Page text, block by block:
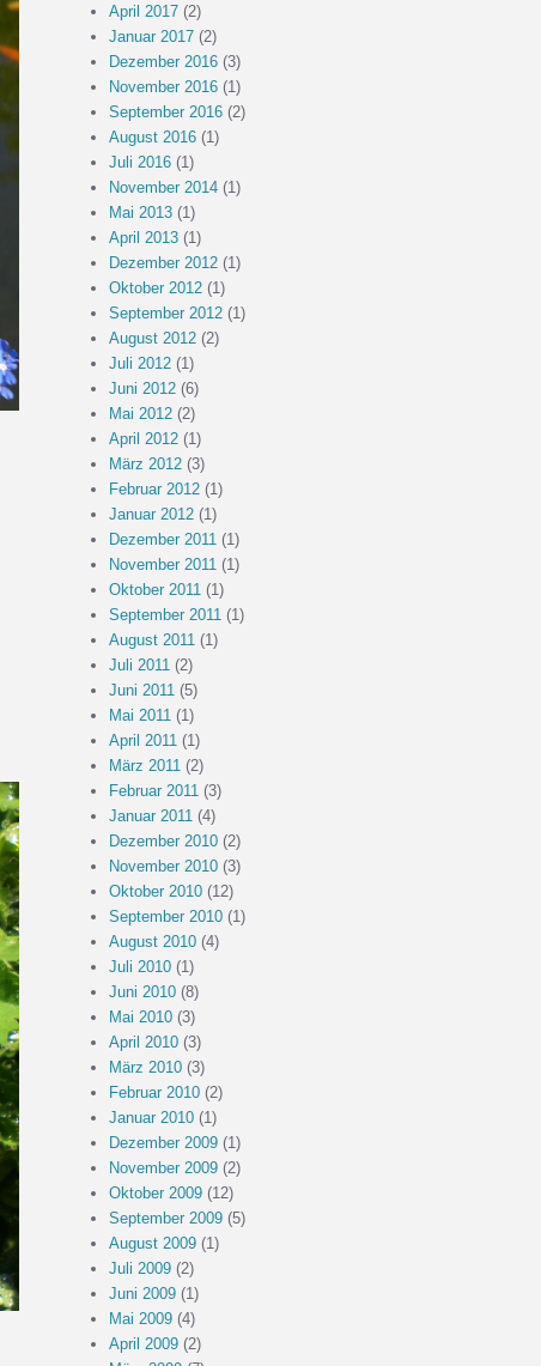
April 2017(2)
Januar 2017(2)
Dezember 2016(3)
November 2016(1)
September 2016(2)
August 2016(1)
Juli 2016(1)
November 2014(1)
Mai 2013(1)
April 2013(1)
Dezember 2012(1)
Oktober 2012(1)
September 2012(1)
August 2012(2)
Juli 2012(1)
Juni 2012(6)
Mai 2012(2)
April 2012(1)
März 2012(3)
Februar 2012(1)
Januar 2012(1)
Dezember 2011 (1)
November 2011 (1)
Oktober 2011 (1)
September 2011 (1)
August 2011 (1)
Juli 2011 (2)
Juni 2011 (5)
Mai 2011 (1)
April 2011 (1)
März 2011 (2)
Februar 2011 (3)
Januar 2011 (4)
Dezember 2010(2)
November 2010(3)
Oktober 2010(12)
September 2010(1)
August 2010(4)
Juli 2010(1)
Juni 2010(8)
Mai 2010(3)
April 2010(3)
März 2010(3)
Februar 2010(2)
Januar 2010(1)
Dezember 2009(1)
November 2009(2)
Oktober 2009(12)
September 2009(5)
August 2009(1)
Juli 2009(2)
Juni 2009(1)
Mai 2009(4)
April 2009(2)